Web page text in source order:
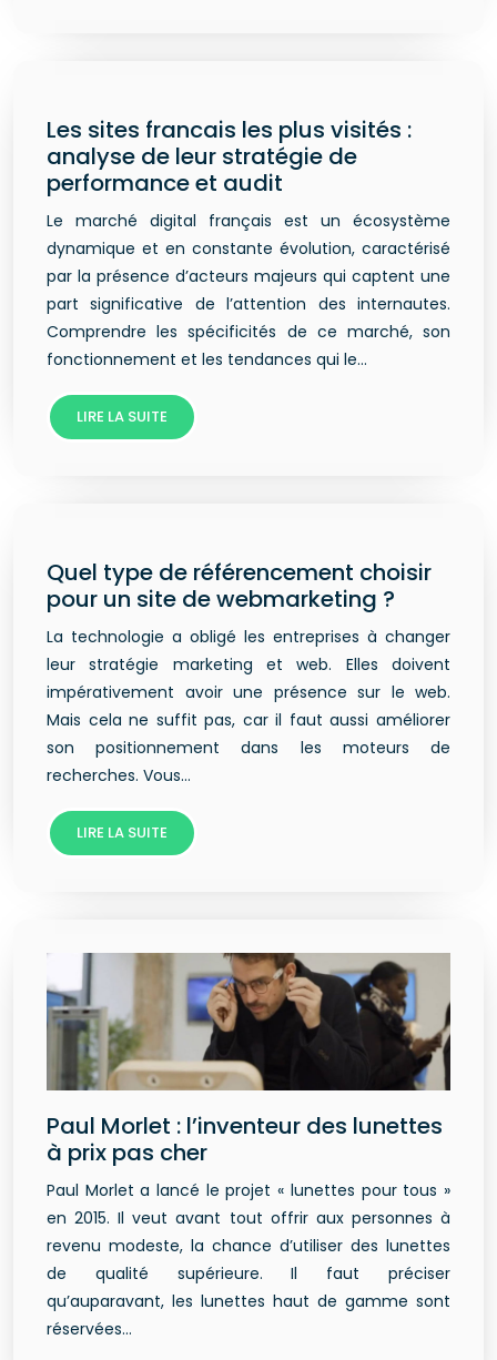
Les sites francais les plus visités :
analyse de leur stratégie de
performance et audit
Le marché digital français est un écosystème
dynamique et en constante évolution, caractérisé
par la présence d’acteurs majeurs qui captent une
part significative de l’attention des internautes.
Comprendre les spécificités de ce marché, son
fonctionnement et les tendances qui le…
LIRE LA SUITE
Quel type de référencement choisir
pour un site de webmarketing ?
La technologie a obligé les entreprises à changer
leur stratégie marketing et web. Elles doivent
impérativement avoir une présence sur le web.
Mais cela ne suffit pas, car il faut aussi améliorer
son positionnement dans les moteurs de
recherches. Vous…
LIRE LA SUITE
Paul Morlet : l’inventeur des lunettes
à prix pas cher
Paul Morlet a lancé le projet « lunettes pour tous »
en 2015. Il veut avant tout offrir aux personnes à
revenu modeste, la chance d’utiliser des lunettes
de qualité supérieure. Il faut préciser
qu’auparavant, les lunettes haut de gamme sont
réservées…